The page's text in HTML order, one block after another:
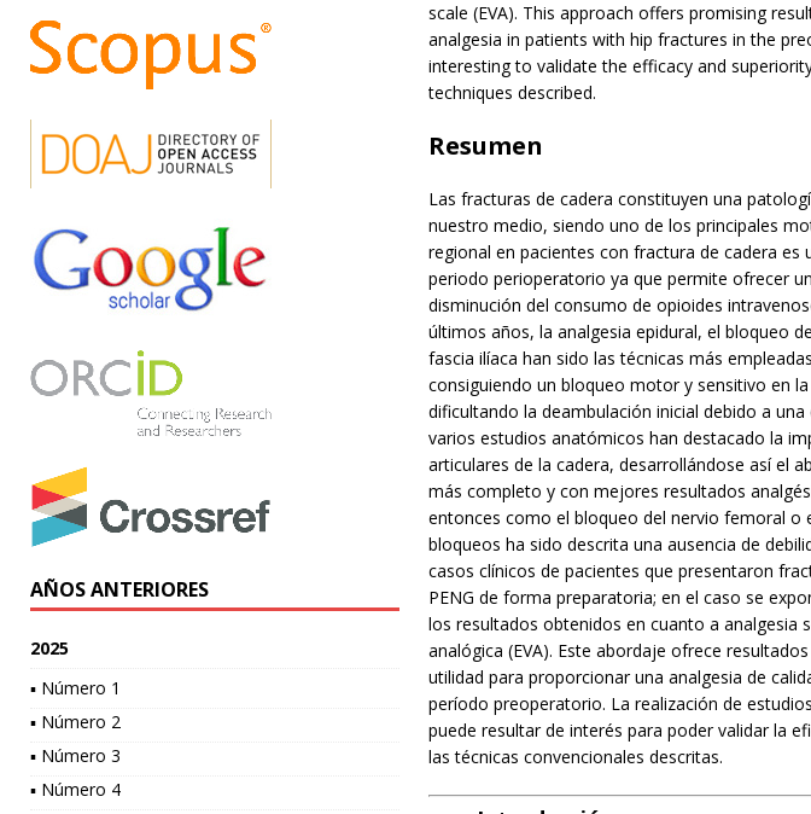
scale (EVA). This approach offers promising
analgesia in patients with hip fractures in the
interesting to validate the efficacy and
techniques described.
Resumen
Las fracturas de cadera constituyen una
nuestro medio, siendo uno de los principales
regional en pacientes con fractura de cadera
periodo perioperatorio ya que permite ofrecer
disminución del consumo de opioides
últimos años, la analgesia epidural, el bloqueo
fascia ilíaca han sido las técnicas más
consiguiendo un bloqueo motor y sensitivo en
dificultando la deambulación inicial debido a
varios estudios anatómicos han destacado la
articulares de la cadera, desarrollándose así el
más completo y con mejores resultados
entonces como el bloqueo del nervio femoral o
bloqueos ha sido descrita una ausencia de
casos clínicos de pacientes que presentaron
PENG de forma preparatoria; en el caso se
los resultados obtenidos en cuanto a analgesia
analógica (EVA). Este abordaje ofrece
utilidad para proporcionar una analgesia de
período preoperatorio. La realización de
puede resultar de interés para poder validar la
las técnicas convencionales descritas.
AÑOS ANTERIORES
2025
▪ Número 1
▪ Número 2
▪ Número 3
▪ Número 4